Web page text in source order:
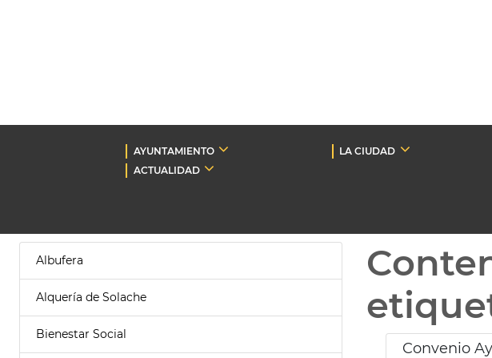
AYUNTAMIENTO LA CIUDAD
ACTUALIDAD
Albufera
Alquería de Solache
Bienestar Social
Convenio